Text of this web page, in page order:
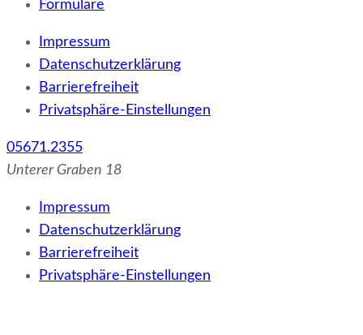
Formulare
Impressum
Datenschutzerklärung
Barrierefreiheit
Privatsphäre-Einstellungen
05671.2355
Unterer Graben 18
Impressum
Datenschutzerklärung
Barrierefreiheit
Privatsphäre-Einstellungen